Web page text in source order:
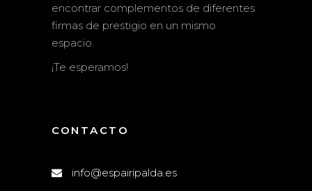
encontrar complementos de diferentes
firmas de prestigio en un mismo
espacio.
¡Te esperamos!
CONTACTO
info@espairipalda.es